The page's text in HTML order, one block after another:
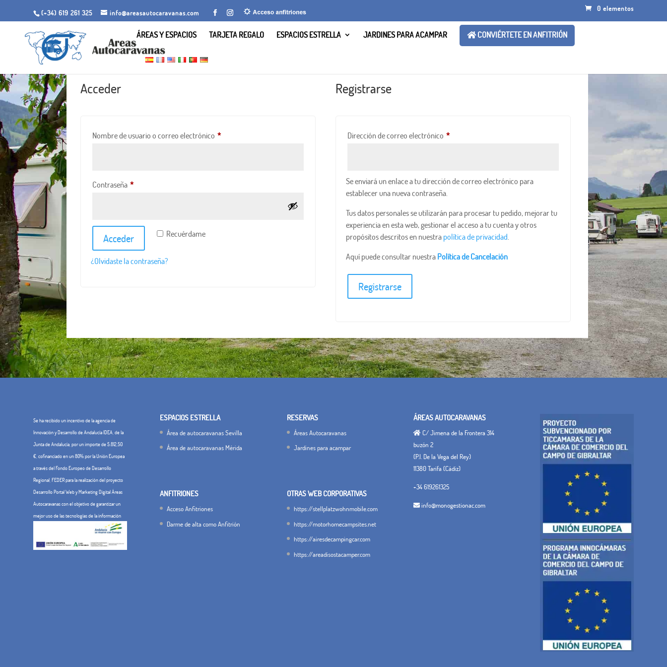
(+34) 619 261 325 info@areasautocaravanas.com
0 elementos
ÁREAS Y ESPACIOS TARJETA REGALO ESPACIOS ESTRELLA JARDINES PARA ACAMPAR CONVIÉRTETE EN ANFITRIÓN
Acceder
Nombre de usuario o correo electrónico *Obligatorio
Contraseña *Obligatorio
Recuérdame
Acceder
¿Olvidaste la contraseña?
Registrarse
Dirección de correo electrónico *Obligatorio
Se enviará un enlace a tu dirección de correo electrónico para
establecer una nueva contraseña.
Tus datos personales se utilizarán para procesar tu pedido, mejorar tu
experiencia en esta web, gestionar el acceso a tu cuenta y otros
propósitos descritos en nuestra política de privacidad
Aquí puede consultar nuestra Política de Cancelación
Registrarse
Se ha recibido un incentivo de la agencia de
Innovación y Desarrollo de Andalucía IDEA, de la
Junta de Andalucía, por un importe de 5.812,50
€, cofinanciado en un 80% por la Unión Europea
a través del Fondo Europeo de Desarrollo
Regional, FEDER para la realización del proyecto
Desarrollo Portal Web y Marketing Digital Áreas
Autocaravanas con el objetivo de garantizar un
mejor uso de las tecnologías de la información
ESPACIOS ESTRELLA
Área de autocaravanas Sevilla
Área de autocaravanas Mérida
ANFITRIONES
Acceso Anfitriones
Darme de alta como Anfitrión
RESERVAS
Áreas Autocaravanas
Jardines para acampar
OTRAS WEB CORPORATIVAS
https://stellplatzwohnmobile.com
https://motorhomecampsites.net
https://airesdecampingcar.com
https://areadisostacamper.com
ÁREAS AUTOCARAVANAS
C/ Jimena de la Frontera 314
buzón 2
(P.I. De la Vega del Rey)
11380 Tarifa (Cádiz)
+34 619261325
info@monogestionac.com